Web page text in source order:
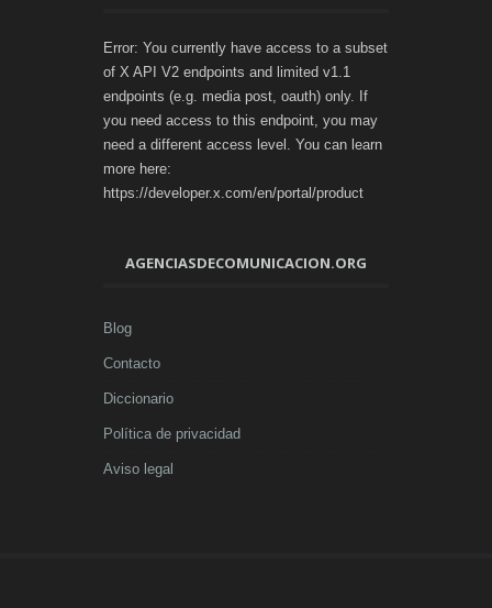
Error: You currently have access to a subset
of X API V2 endpoints and limited v1.1
endpoints (e.g. media post, oauth) only. If
you need access to this endpoint, you may
need a different access level. You can learn
more here:
https://developer.x.com/en/portal/product
AGENCIASDECOMUNICACION.ORG
Blog
Contacto
Diccionario
Política de privacidad
Aviso legal